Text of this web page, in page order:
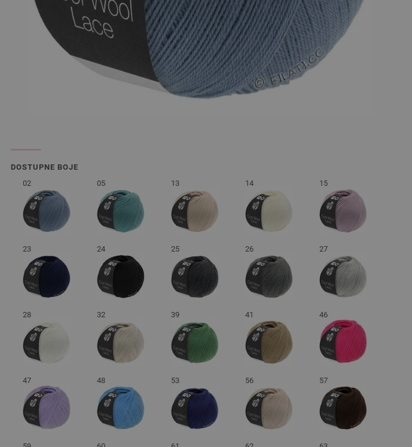
DOSTUPNE BOJE
02
05 13 14 15
23 24 25 26 27
28 32 39 41 46
47 48 53 56 57